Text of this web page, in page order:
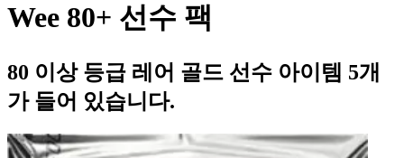
Wee 80+ 선수 팩
80 이상 등급 레어 골드 선수 아이템 5개
가 들어 있습니다.